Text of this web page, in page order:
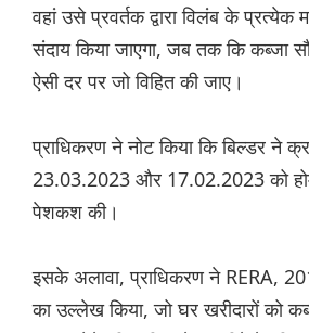
वहां उसे प्रवर्तक द्वारा विलंब के प्रत्येक
संदाय किया जाएगा, जब तक कि कब्जा
ऐसी दर पर जो विहित की जाए।
प्राधिकरण ने नोट किया कि बिल्डर ने
23.03.2023 और 17.02.2023 को
पेशकश की।
इसके अलावा, प्राधिकरण ने RERA,
का उल्लेख किया, जो घर खरीदारों को